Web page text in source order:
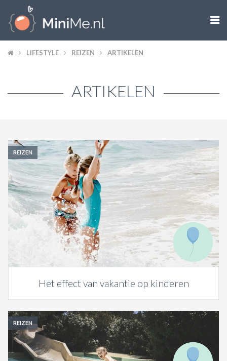

ZWANGER WORDEN
KIND
LIFESTYLE
DOEN MET KINDEREN
SHOPS
ACTIES & KORTING
LIFESTYLE REIZEN ARTIKELEN
ARTIKELEN
REIZEN
Het effect van vakantie op kinderen
REIZEN